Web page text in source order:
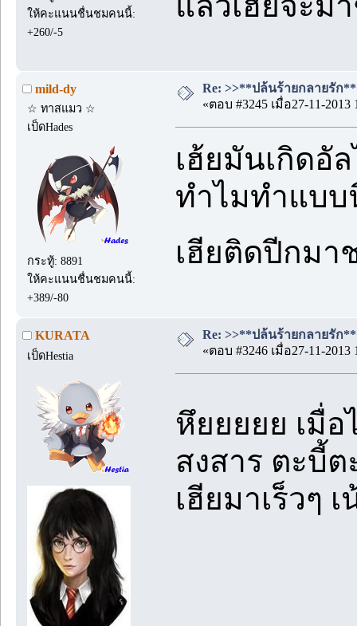
ให้คะแนนชื่นชมคนนี้:
+260/-5
mild-dy
☆ ทาสแมว ☆
เป็ดHades
กระทู้: 8891
ให้คะแนนชื่นชมคนนี้:
+389/-80
Re: >>**ปล้นร้ายกลายรัก
«ตอบ #3245 เมื่อ27-11-2013
เฮ้ยมันเกิดอั
ทำไมทำแบบ
เฮียติดปีกม
KURATA
เป็ดHestia
Re: >>**ปล้นร้ายกลายรัก
«ตอบ #3246 เมื่อ27-11-2013
หึยยยยย เมื่
สงสาร ตะบี้ต
เฮียมาเร็วๆ